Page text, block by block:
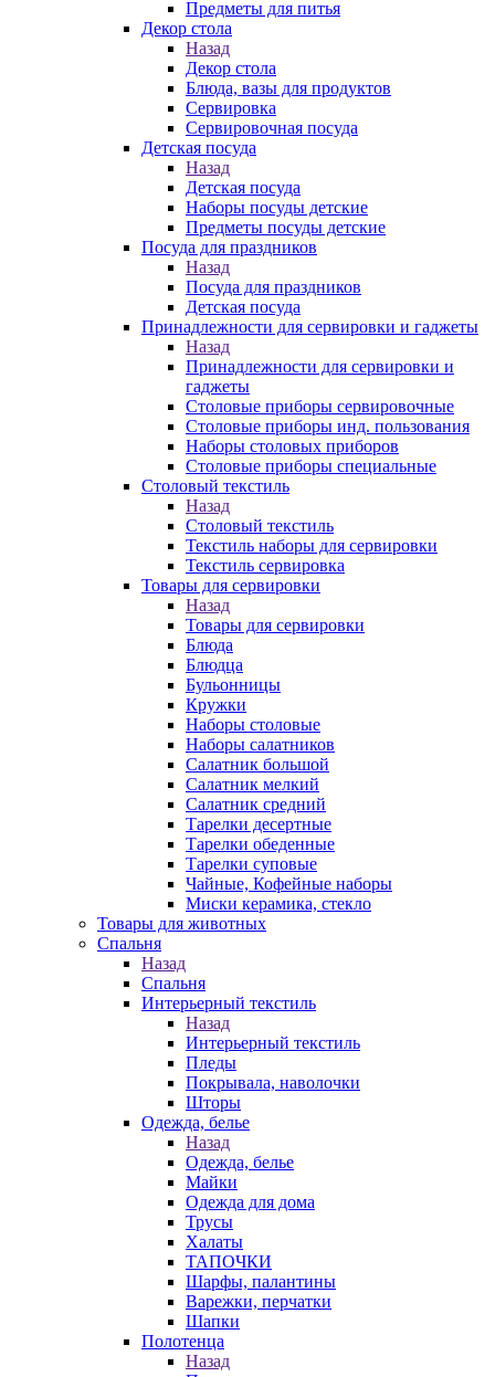
Предметы для питья
Декор стола
Назад
Декор стола
Блюда, вазы для продуктов
Сервировка
Сервировочная посуда
Детская посуда
Назад
Детская посуда
Наборы посуды детские
Предметы посуды детские
Посуда для праздников
Назад
Посуда для праздников
Детская посуда
Принадлежности для сервировки и гаджеты
Назад
Принадлежности для сервировки и
гаджеты
Столовые приборы сервировочные
Столовые приборы инд. пользования
Наборы столовых приборов
Столовые приборы специальные
Столовый текстиль
Назад
Столовый текстиль
Текстиль наборы для сервировки
Текстиль сервировка
Товары для сервировки
Назад
Товары для сервировки
Блюда
Блюдца
Бульонницы
Кружки
Наборы столовые
Наборы салатников
Салатник большой
Салатник мелкий
Салатник средний
Тарелки десертные
Тарелки обеденные
Тарелки суповые
Чайные, Кофейные наборы
Миски керамика, стекло
Товары для животных
Спальня
Назад
Спальня
Интерьерный текстиль
Назад
Интерьерный текстиль
Пледы
Покрывала, наволочки
Шторы
Одежда, белье
Назад
Одежда, белье
Майки
Одежда для дома
Трусы
Халаты
ТАПОЧКИ
Шарфы, палантины
Варежки, перчатки
Шапки
Полотенца
Назад